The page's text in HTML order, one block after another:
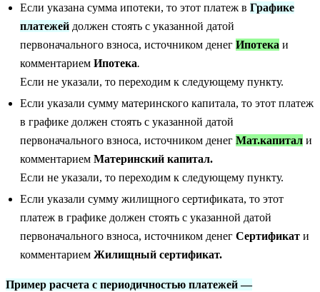
Если указана сумма ипотеки, то этот платеж в Графике
платежей должен стоять с указанной датой
первоначального взноса, источником денег Ипотека и
комментарием Ипотека.
Если не указали, то переходим к следующему пункту.
Если указали сумму материнского капитала, то этот платеж
в графике должен стоять с указанной датой
первоначального взноса, источником денег Мат.капитал и
комментарием Материнский капитал.
Если не указали, то переходим к следующему пункту.
Если указали сумму жилищного сертификата, то этот
платеж в графике должен стоять с указанной датой
первоначального взноса, источником денег Сертификат и
комментарием Жилищный сертификат.
Пример расчета c периодичностью платежей —